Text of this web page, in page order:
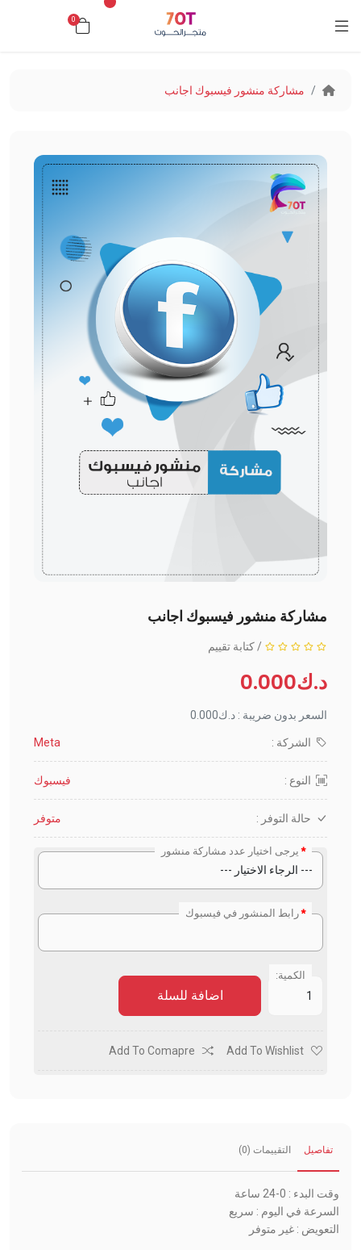
0 د.ك0.000
مشاركة منشور فيسبوك اجانب
مشاركة منشور فيسبوك اجانب
/كتابة تقييم
د.ك0.000
السعر بدون ضريبة : د.ك0.000
الشركة : Meta
النوع : فيسبوك
حالة التوفر : متوفر
يرجى اختيار عدد مشاركة منشور
رابط المنشور في فيسبوك
الكمية:
اضافة للسلة
Add To Wishlist
Add To Comapre
تفاصيل التقييمات (0)
وقت البدء : 0-24 ساعة
السرعة في اليوم : سريع
التعويض : غير متوفر